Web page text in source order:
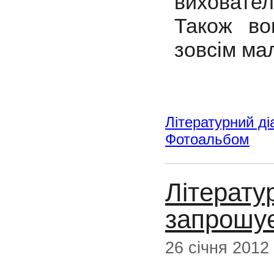
Також
зовсім
Літературний
Фотоальбом
26 січня 2012